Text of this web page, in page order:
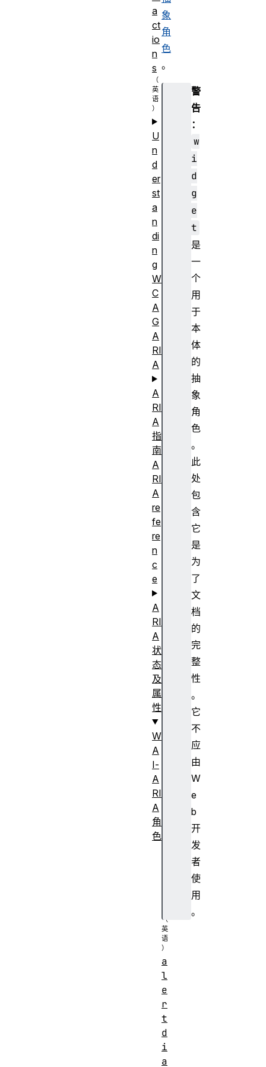
象
角
色
。
警
告
：
w
i
d
g
e
t
是
一
个
用
于
本
体
的
抽
象
角
色
。
此
处
包
含
它
是
为
了
文
档
的
完
整
性
。
它
不
应
由
W
e
b
开
发
者
使
用
。
a
ct
io
n
s
U
n
d
er
st
a
n
di
n
g
W
C
A
G
A
RI
A
A
RI
A
指
南
A
RI
A
re
fe
re
n
c
e
A
RI
A
状
态
及
属
性
W
A
I-
A
RI
A
角
色
a
l
e
r
t
d
i
a